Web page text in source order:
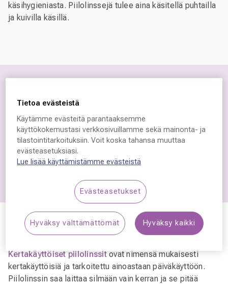
käsihygieniasta. Piilolinssejä tulee aina käsitellä puhtailla
ja kuivilla käsillä.
Varaa aika piilolinssien sovitukseen
Ensisovitukseen
Piilolinssikontrolliin
Erilaiset piilolinssit ja niiden hoito
Kertakäyttöiset piilolinssitovat nimensä mukaisesti
kertakäyttöisiä ja tarkoitettu ainoastaan päiväkäyttöön.
Piilolinssin saa laittaa silmään vain kerran ja se pitää
Tietoa evästeistä
Käytämme evästeitä parantaaksemme
käyttökokemustasi verkkosivuillamme sekä mainonta- ja
tilastointitarkoituksiin. Voit koska tahansa muuttaa
evästeasetuksiasi.
Lue lisää käyttämistämme evästeistä
Evästeasetukset
Hyväksy välttämättömät Hyväksy kaikki